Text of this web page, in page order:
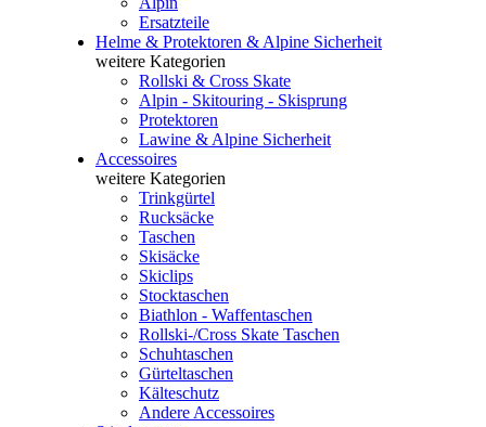
Ersatzteile
Helme & Protektoren & Alpine Sicherheit
weitere Kategorien
Rollski & Cross Skate
Alpin - Skitouring - Skisprung
Protektoren
Lawine & Alpine Sicherheit
Accessoires
weitere Kategorien
Trinkgürtel
Rucksäcke
Taschen
Skisäcke
Skiclips
Stocktaschen
Biathlon - Waffentaschen
Rollski-/Cross Skate Taschen
Schuhtaschen
Gürteltaschen
Kälteschutz
Andere Accessoires